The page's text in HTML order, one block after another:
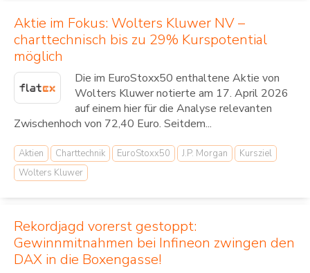
Aktie im Fokus: Wolters Kluwer NV –
charttechnisch bis zu 29% Kurspotential
möglich
Die im EuroStoxx50 enthaltene Aktie von
Wolters Kluwer notierte am 17. April 2026
auf einem hier für die Analyse relevanten
Zwischenhoch von 72,40 Euro. Seitdem...
Aktien Charttechnik EuroStoxx50 J.P. Morgan
Kursziel
Wolters Kluwer
Rekordjagd vorerst gestoppt:
Gewinnmitnahmen bei Infineon zwingen den
DAX in die Boxengasse!